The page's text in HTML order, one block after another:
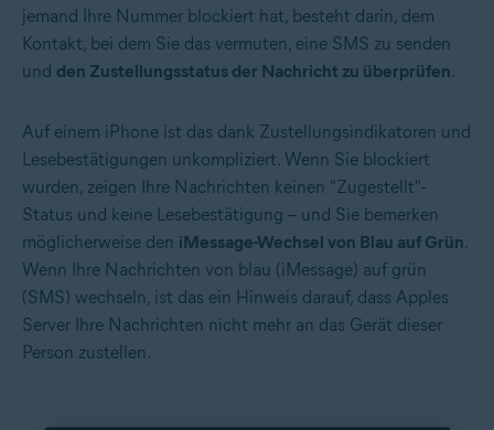
jemand Ihre Nummer blockiert hat, besteht darin, dem
Kontakt, bei dem Sie das vermuten, eine SMS zu senden
und den Zustellungsstatus der Nachricht zu überprüfen.
Auf einem iPhone ist das dank Zustellungsindikatoren und
Lesebestätigungen unkompliziert. Wenn Sie blockiert
wurden, zeigen Ihre Nachrichten keinen "Zugestellt"-
Status und keine Lesebestätigung – und Sie bemerken
möglicherweise den iMessage-Wechsel von Blau auf Grün.
Wenn Ihre Nachrichten von blau (iMessage) auf grün
(SMS) wechseln, ist das ein Hinweis darauf, dass Apples
Server Ihre Nachrichten nicht mehr an das Gerät dieser
Person zustellen.